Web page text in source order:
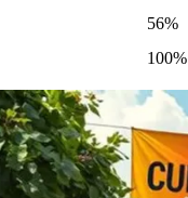
56%
100%